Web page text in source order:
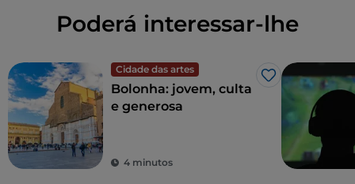
Poderá interessar-lhe
Cidade das artes
Gosto
Bolonha: jovem, culta
e generosa
4 minutos